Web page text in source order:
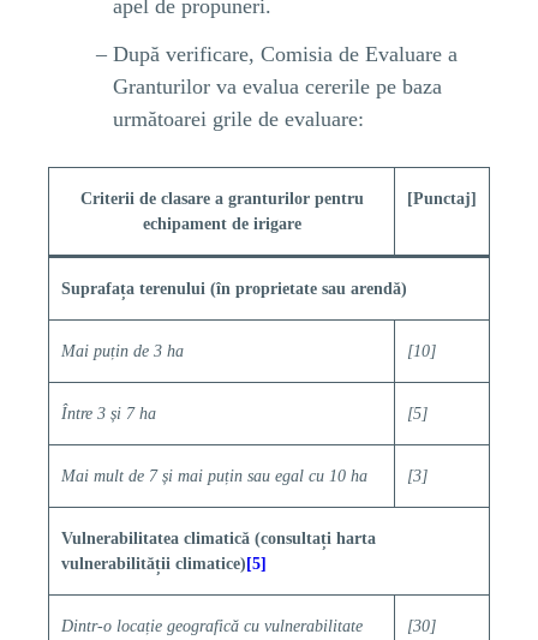
apel de propuneri.
După verificare, Comisia de Evaluare a
Granturilor va evalua cererile pe baza
următoarei grile de evaluare:
Criterii de clasare a granturilor pentru
echipament de irigare
[Punctaj]
Suprafața terenului (în proprietate sau arendă)
Mai puțin de 3 ha [10]
Între 3 și 7 ha [5]
Mai mult de 7 și mai puțin sau egal cu 10 ha [3]
Vulnerabilitatea climatică (consultați harta
vulnerabilității climatice)[5]
Dintr-o locație geografică cu vulnerabilitate
[30]